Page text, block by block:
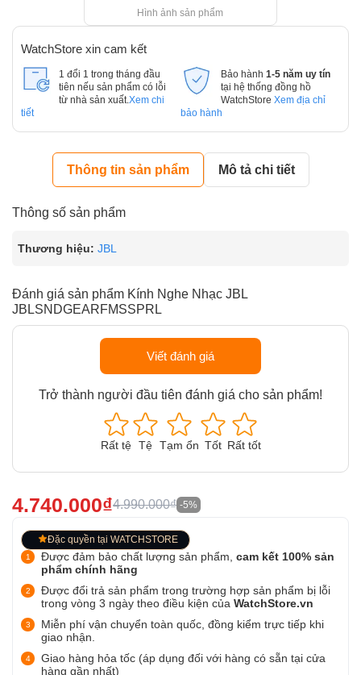
Hình ảnh sản phẩm
WatchStore xin cam kết
1 đổi 1 trong tháng đầu
tiên nếu sản phẩm có lỗi
từ nhà sản xuất. Xem chi
tiết
Bảo hành 1-5 năm uy tín
tại hệ thống đồng hồ
WatchStore Xem địa chỉ
bảo hành
Thông tin sản phẩm Mô tả chi tiết
Thông số sản phẩm
Thương hiệu: JBL
Đánh giá sản phẩm Kính Nghe Nhạc JBL
JBLSNDGEARFMSSPRL
Viết đánh giá
Trở thành người đầu tiên đánh giá cho sản phẩm!
Rất tệ Tệ Tạm ổn Tốt Rất tốt
4.740.000₫4.990.000₫ -5%
Đặc quyền tại WATCHSTORE
Được đảm bảo chất lượng sản phẩm, cam kết 100% sản
phẩm chính hãng
Được đổi trả sản phẩm trong trường hợp sản phẩm bị lỗi
trong vòng 3 ngày theo điều kiện của WatchStore.vn
Miễn phí vận chuyển toàn quốc, đồng kiểm trực tiếp khi
giao nhận.
Giao hàng hỏa tốc (áp dụng đối với hàng có sẵn tại cửa
hàng gần nhất)